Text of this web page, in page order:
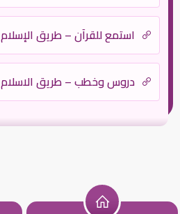
استمع للقرآن – طريق الإسلام
دروس وخطب – طريق الاسلام